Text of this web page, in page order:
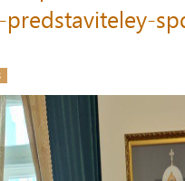
predstaviteley-